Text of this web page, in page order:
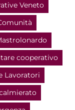
Veneto
cooperativo
Lavoratori